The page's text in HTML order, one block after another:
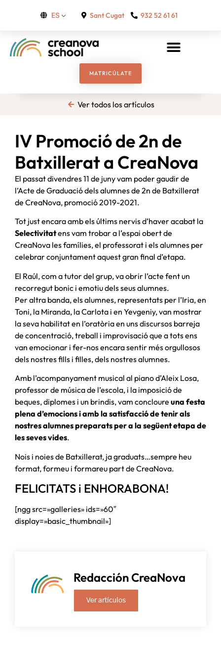
ES Sant Cugat 932 52 61 61
MATRICÚLATE
Ver todos los artículos
IV Promoció de 2n de
Batxillerat a CreaNova
El passat divendres 11 de juny vam poder gaudir de
l’Acte de Graduació dels alumnes de 2n de Batxillerat
de CreaNova, promoció 2019-2021.
Tot just encara amb els últims nervis d’haver acabat la
Selectivitatens vam trobar a l’espai obert de
CreaNova les famílies, el professorat i els alumnes per
celebrar conjuntament aquest gran final d’etapa.
El Raúl, com a tutor del grup, va obrir l’acte fent un
recorregut bonic i emotiu dels seus alumnes.
Per altra banda, els alumnes, representats per l’Iria, en
Toni, la Miranda, la Carlota i en Yevgeniy, van mostrar
la seva habilitat en l’oratòria en uns discursos barreja
de concentració, treball i improvisació que a tots ens
van emocionar i fer-nos encara sentir més orgullosos
dels nostres fills i filles, dels nostres alumnes.
Amb l’acompanyament musical al piano d’Aleix Losa,
professor de música de l’escola, i la imposició de
beques, diplomes i un brindis, vam concloure una festa
plena d’emocions i amb la satisfacció de tenir als
nostres alumnes preparats per a la següent etapa de
les seves vides.
Nois i noies de Batxillerat, ja graduats…sempre heu
format, formeu i formareu part de CreaNova.
FELICITATS i ENHORABONA!
[ngg src=»galleries» ids=»60″
display=»basic_thumbnail»]
Redacción CreaNova
Ver artículos